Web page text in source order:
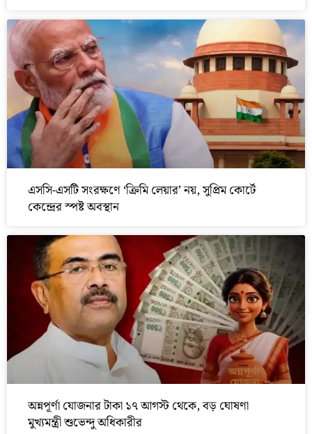
এসসি-এসটি সংরক্ষণে ‘ক্রিমি লেয়ার’ নয়, সুপ্রিম কোর্টে
কেন্দ্রের স্পষ্ট অবস্থান
অন্নপূর্ণা যোজনার টাকা ১৭ আগস্ট থেকে, বড় ঘোষণা
মুখ্যমন্ত্রী শুভেন্দু অধিকারীর